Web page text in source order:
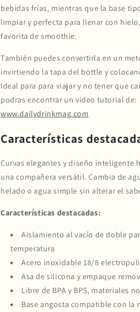
bebidas frías, mientras que la base
limpiar y perfecta para llenar con
favorita de smoothie.
También puedes convertirla en un
invirtiendo la tapa del bottle y
Ideal para para viajar y no tener que
podras encontrar un video tutorial de:
www.dailydrinkmag.com
Características
Curvas elegantes y diseño inteligente
una compañera versátil. Cambia de
helado o agua simple sin alterar el
Características destacadas:
Aislamiento al vacío de doble
temperatura
Acero inoxidable 18/8
Asa de silicona y empaque
Libre de BPA y BPS, materiales
Base angosta compatible con la